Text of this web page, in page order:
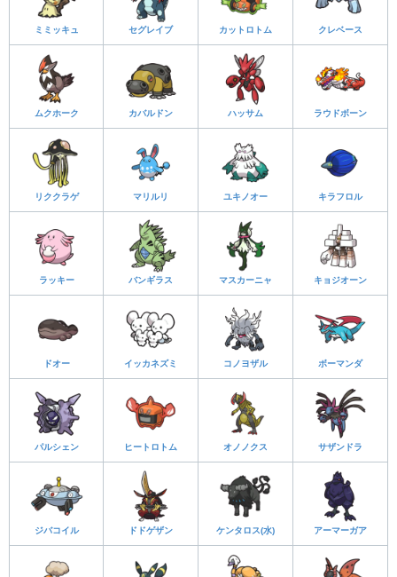
ミミッキュ セグレイブ カットロトム クレベース
ムクホーク カバルドン ハッサム ラウドボーン
リククラゲ マリルリ ユキノオー キラフロル
ラッキー バンギラス マスカーニャ キョジオーン
ドオー イッカネズミ コノヨザル ボーマンダ
パルシェン ヒートロトム オノノクス サザンドラ
ジバコイル ドドゲザン ケンタロス(水) アーマーガア